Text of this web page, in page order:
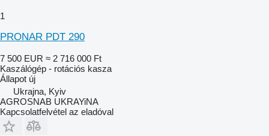
1
PRONAR PDT 290
7 500 EUR ≈ 2 716 000 Ft
Kaszálógép - rotációs kasza
Állapot új
Ukrajna, Kyiv
AGROSNAB UKRAYiNA
Kapcsolatfelvétel az eladóval